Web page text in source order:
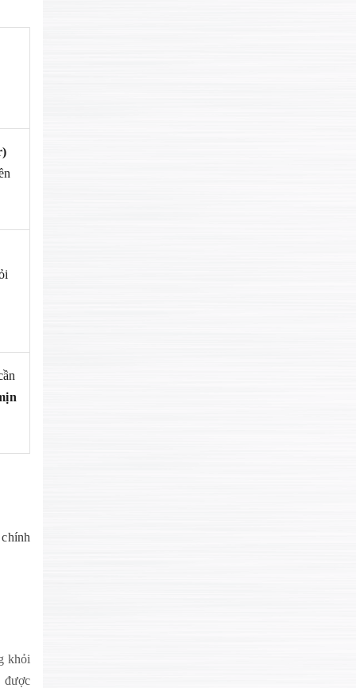
khỏi
được